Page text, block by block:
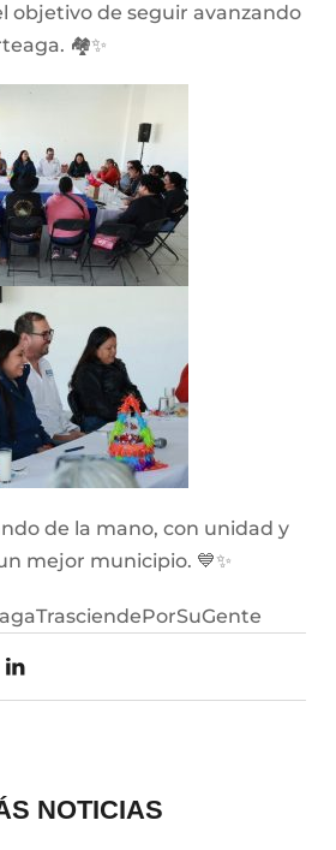
objetivo de seguir avanzando
🏘✨️
de la mano, con unidad y
mejor municipio. 💙✨
NOTICIAS